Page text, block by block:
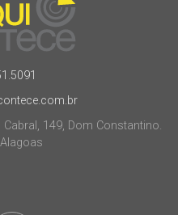
149, Dom Constantino.